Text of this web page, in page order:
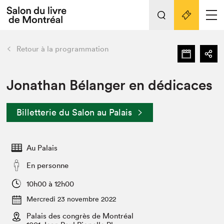
Espace médias
Espace exposant⋅e⋅s
Tout sur l'édition 2022
Actualités
Vidéos et Balados
Club de lecture Braindate
retour Nos activités
Édition 2022
Nous connaître
Projets partenaires 2022
Archives
Liens pratiques
Retour à la programmation
Jonathan Bélanger en dédicaces
Billetterie du Salon au Palais
Au Palais
En personne
10h00 à 12h00
Mercredi 23 novembre 2022
Palais des congrès de Montréal